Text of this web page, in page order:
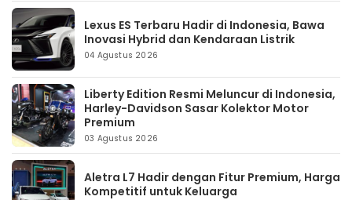
Lexus ES Terbaru Hadir di Indonesia, Bawa
Inovasi Hybrid dan Kendaraan Listrik
04 Agustus 2026
Liberty Edition Resmi Meluncur di Indonesia,
Harley-Davidson Sasar Kolektor Motor
Premium
03 Agustus 2026
Aletra L7 Hadir dengan Fitur Premium, Harga
Kompetitif untuk Keluarga